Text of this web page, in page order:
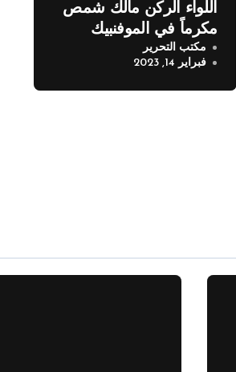
اللواء الركن مالك شمص
مكرماً في الموفنبيك
بيروت
مكتب التحرير
فبراير 14, 2023